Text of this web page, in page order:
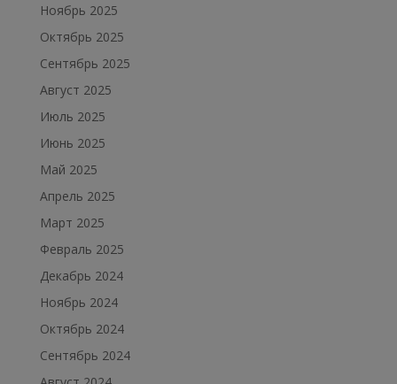
Ноябрь 2025
Октябрь 2025
Сентябрь 2025
Август 2025
Июль 2025
Июнь 2025
Май 2025
Апрель 2025
Март 2025
Февраль 2025
Декабрь 2024
Ноябрь 2024
Октябрь 2024
Сентябрь 2024